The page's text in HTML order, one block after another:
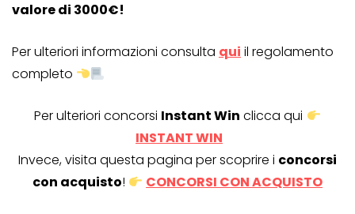
valore di 3000€!
Per ulteriori informazioni consulta qui il regolamento
completo
Per ulteriori concorsi Instant Win clicca qui
INSTANT WIN
Invece, visita questa pagina per scoprire i concorsi
con acquisto! CONCORSI CON ACQUISTO